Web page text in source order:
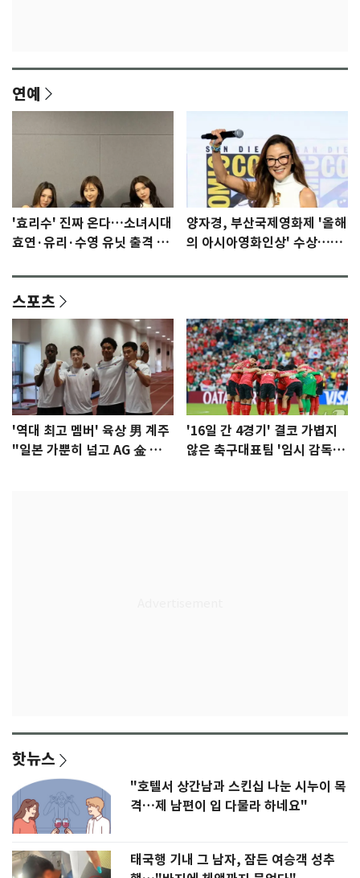
연예
'효리수' 진짜 온다…소녀시대
효연·유리·수영 유닛 출격 [N
양자경, 부산국제영화제 '올해
의 아시아영화인상' 수상…15
스포츠
'역대 최고 멤버' 육상 男 계주
"일본 가뿐히 넘고 AG 金 따겠
'16일 간 4경기' 결코 가볍지
않은 축구대표팀 '임시 감독'
핫뉴스
"호텔서 상간남과 스킨십 나눈 시누이 목
격…제 남편이 입 다물라 하네요"
태국행 기내 그 남자, 잠든 여승객 성추